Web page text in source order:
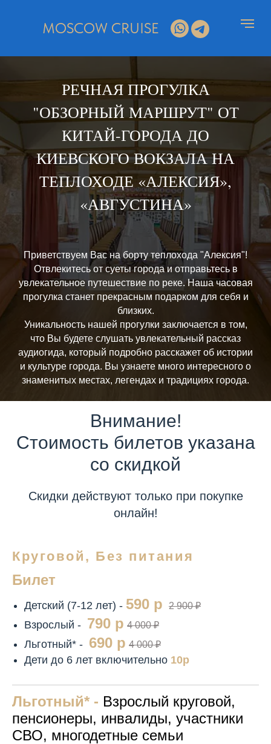
MOSCOW CRUISE
РЕЧНАЯ ПРОГУЛКА
"ОБЗОРНЫЙ МАРШРУТ" ОТ
КИТАЙ-ГОРОДА ДО
КИЕВСКОГО ВОКЗАЛА НА
ТЕПЛОХОДЕ «АЛЕКСИЯ»,
«АВГУСТИНА»
Приветствуем Вас на борту теплохода "Алексия"!
Отвлекитесь от суеты города и отправьтесь в
увлекательное путешествие по реке. Наша часовая
прогулка станет прекрасным подарком для себя и
близких.
Уникальность нашей прогулки заключается в том,
что Вы будете слушать увлекательный рассказ
аудиогида, который подробно расскажет об истории
и культуре города. Вы узнаете много интересного о
знаменитых местах, легендах и традициях города.
Внимание!
Стоимость билетов указана
со скидкой
Скидки действуют только при покупке
онлайн!
Круговой, Без питания
Билет
Детский (7-12 лет) - 590 р 2 900 ₽
Взрослый - 790 р 4 000 ₽
Льготный* - 690 р 4 000 ₽
Дети до 6 лет включительно 10р
Льготный* - Взрослый круговой,
пенсионеры, инвалиды, участники
СВО, многодетные семьи